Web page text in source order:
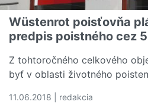
Wüstenrot poisťovňa
predpis poistného cez
Z tohtoročného celkového
byť v oblasti životného
11.06.2018 | redakcia